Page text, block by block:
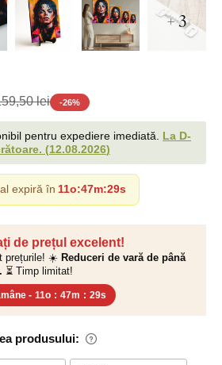
+ 3
de prețul excelent!
prețurile! ☀️ Reduceri de vară de până
⏳ Timp limitat!
- 11o : 47m : 28s
produsului:
lei -26%
pentru expediere imediată. La D-
(12.08.2026)
expiră în 11o:47m:28s